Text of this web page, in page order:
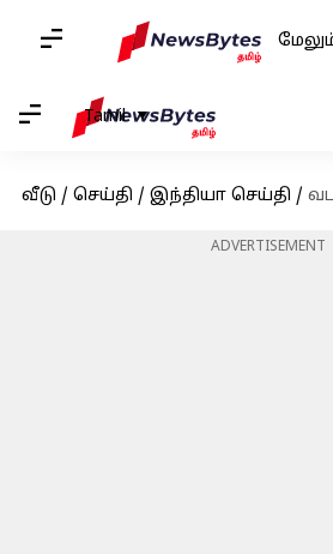
Tamil
வீடு / செய்தி / இந்தியா செய்தி / வட மாநில
ADVERTISEMENT